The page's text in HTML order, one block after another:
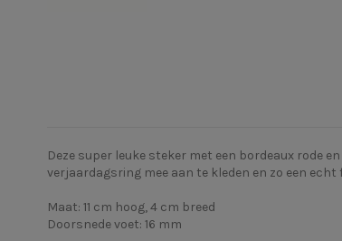
Deze super leuke steker met een bordeaux rode
verjaardagsring mee aan te kleden en zo een echt
Maat: 11 cm hoog, 4 cm breed
Doorsnede voet: 16 mm